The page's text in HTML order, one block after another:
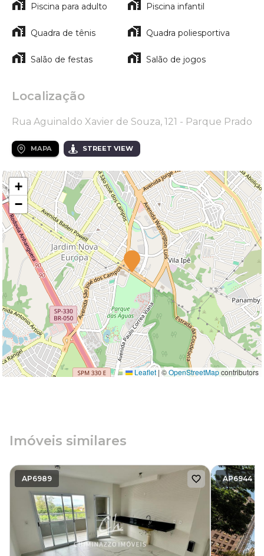
Piscina para adulto Piscina infantil
Quadra de tênis Quadra poliesportiva
Salão de festas Salão de jogos
Localização
Rua Aguinaldo Xavier de Souza, 121 - Parque Prado
MAPA STREET VIEW
+
−
Leaflet | ©OpenStreetMapcontributors
Imóveis similares
AP6989 AP6944